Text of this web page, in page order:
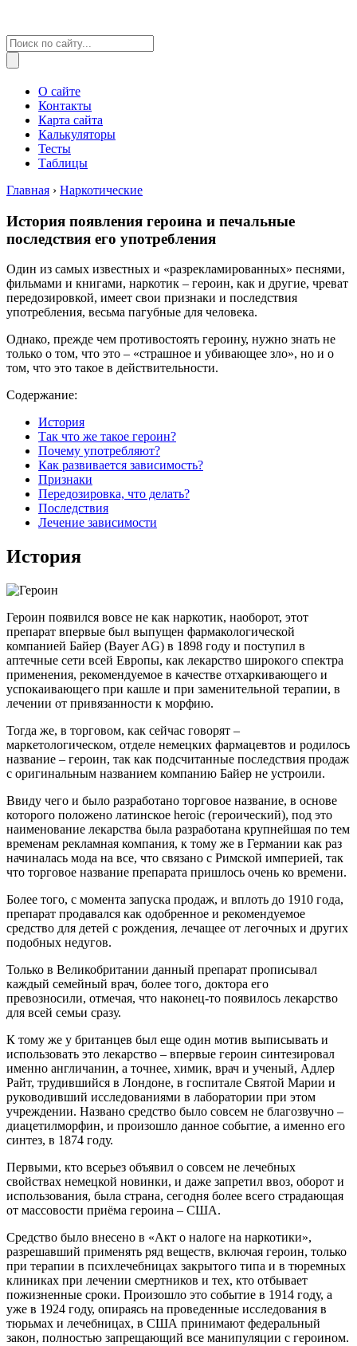
О сайте
Контакты
Карта сайта
Калькуляторы
Тесты
Таблицы
Главная › Наркотические
История появления героина и печальные
последствия его употребления
Один из самых известных и «разрекламированных» песнями,
фильмами и книгами, наркотик – героин, как и другие, чреват
передозировкой, имеет свои признаки и последствия
употребления, весьма пагубные для человека.
Однако, прежде чем противостоять героину, нужно знать не
только о том, что это – «страшное и убивающее зло», но и о
том, что это такое в действительности.
Содержание:
История
Так что же такое героин?
Почему употребляют?
Как развивается зависимость?
Признаки
Передозировка, что делать?
Последствия
Лечение зависимости
История
Героин появился вовсе не как наркотик, наоборот, этот
препарат впервые был выпущен фармакологической
компанией Байер (Bayer AG) в 1898 году и поступил в
аптечные сети всей Европы, как лекарство широкого спектра
применения, рекомендуемое в качестве отхаркивающего и
успокаивающего при кашле и при заменительной терапии, в
лечении от привязанности к морфию.
Тогда же, в торговом, как сейчас говорят –
маркетологическом, отделе немецких фармацевтов и родилось
название – героин, так как подсчитанные последствия продаж
с оригинальным названием компанию Байер не устроили.
Ввиду чего и было разработано торговое название, в основе
которого положено латинское heroic (героический), под это
наименование лекарства была разработана крупнейшая по тем
временам рекламная компания, к тому же в Германии как раз
начиналась мода на все, что связано с Римской империей, так
что торговое название препарата пришлось очень ко времени.
Более того, с момента запуска продаж, и вплоть до 1910 года,
препарат продавался как одобренное и рекомендуемое
средство для детей с рождения, лечащее от легочных и других
подобных недугов.
Только в Великобритании данный препарат прописывал
каждый семейный врач, более того, доктора его
превозносили, отмечая, что наконец-то появилось лекарство
для всей семьи сразу.
К тому же у британцев был еще один мотив выписывать и
использовать это лекарство – впервые героин синтезировал
именно англичанин, а точнее, химик, врач и ученый, Адлер
Райт, трудившийся в Лондоне, в госпитале Святой Марии и
руководивший исследованиями в лаборатории при этом
учреждении. Названо средство было совсем не благозвучно –
диацетилморфин, и произошло данное событие, а именно его
синтез, в 1874 году.
Первыми, кто всерьез объявил о совсем не лечебных
свойствах немецкой новинки, и даже запретил ввоз, оборот и
использования, была страна, сегодня более всего страдающая
от массовости приёма героина – США.
Средство было внесено в «Акт о налоге на наркотики»,
разрешавший применять ряд веществ, включая героин, только
при терапии в психлечебницах закрытого типа и в тюремных
клиниках при лечении смертников и тех, кто отбывает
пожизненные сроки. Произошло это событие в 1914 году, а
уже в 1924 году, опираясь на проведенные исследования в
тюрьмах и лечебницах, в США принимают федеральный
закон, полностью запрещающий все манипуляции с героином.